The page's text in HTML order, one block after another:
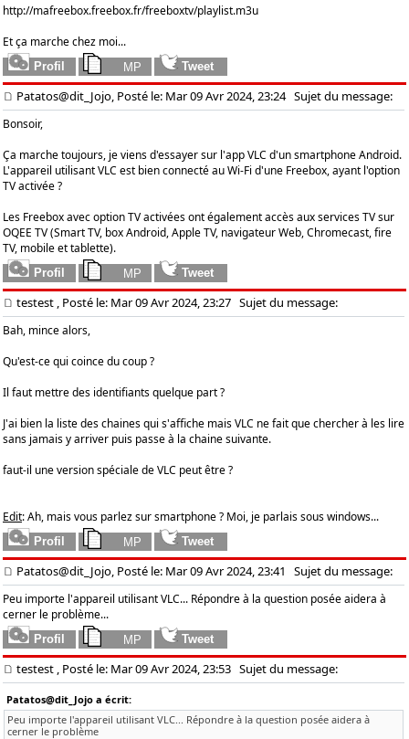
http://mafreebox.freebox.fr/freeboxtv/playlist.m3u
Et ça marche chez moi...
Patatos@dit_Jojo, Posté le: Mar 09 Avr 2024, 23:24Sujet du message:
Bonsoir,
Ça marche toujours, je viens d'essayer sur l'app VLC d'un smartphone Android.
L'appareil utilisant VLC est bien connecté au Wi-Fi d'une Freebox, ayant l'option
TV activée ?
Les Freebox avec option TV activées ont également accès aux services TV sur
OQEE TV (Smart TV, box Android, Apple TV, navigateur Web, Chromecast, fire
TV, mobile et tablette).
testest , Posté le: Mar 09 Avr 2024, 23:27 Sujet du message:
Bah, mince alors,
Qu'est-ce qui coince du coup ?
Il faut mettre des identifiants quelque part ?
J'ai bien la liste des chaines qui s'affiche mais VLC ne fait que chercher à les lire
sans jamais y arriver puis passe à la chaine suivante.
faut-il une version spéciale de VLC peut être ?
Edit: Ah, mais vous parlez sur smartphone ? Moi, je parlais sous windows...
Patatos@dit_Jojo, Posté le: Mar 09 Avr 2024, 23:41 Sujet du message:
Peu importe l'appareil utilisant VLC... Répondre à la question posée aidera à
cerner le problème...
testest , Posté le: Mar 09 Avr 2024, 23:53 Sujet du message:
Patatos@dit_Jojo a écrit:
Peu importe l'appareil utilisant VLC... Répondre à la question posée aidera à
cerner le problème